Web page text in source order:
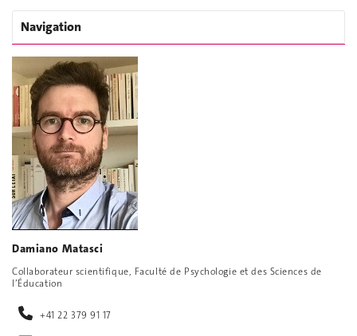
Navigation
Damiano Matasci
Collaborateur scientifique, Faculté de Psychologie et des Sciences de
l’Éducation
+41 22 379 91 17